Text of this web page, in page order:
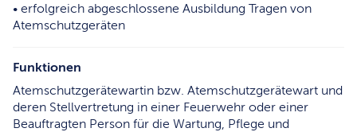
• erfolgreich abgeschlossene Ausbildung Tragen von
Atemschutzgeräten
Funktionen
Atemschutzgerätewartin bzw. Atemschutzgerätewart und
deren Stellvertretung in einer Feuerwehr oder einer
Beauftragten Person für die Wartung, Pflege und